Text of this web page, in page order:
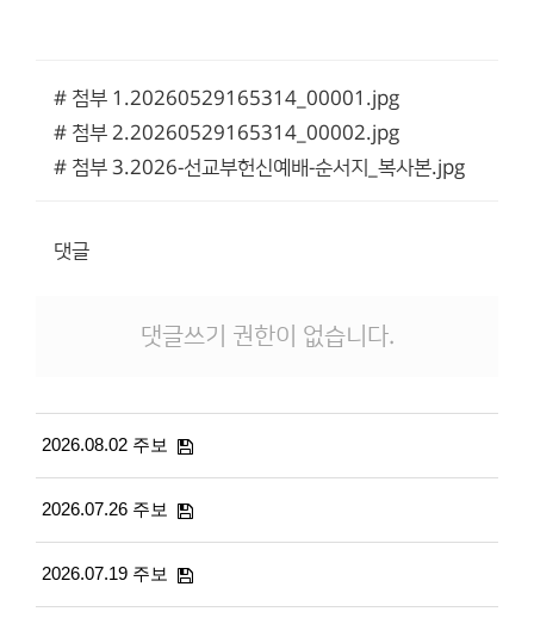
# 첨부 1.20260529165314_00001.jpg
# 첨부 2.20260529165314_00002.jpg
# 첨부 3.2026-선교부헌신예배-순서지_복사본.jpg
댓글
댓글쓰기 권한이 없습니다.
2026.08.02 주보
2026.07.26 주보
2026.07.19 주보